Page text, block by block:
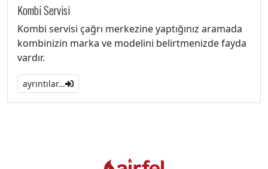
Kombi Servisi
Kombi servisi çağrı merkezine yaptığınız aramada
kombinizin marka ve modelini belirtmenizde fayda
vardır.
ayrıntılar...